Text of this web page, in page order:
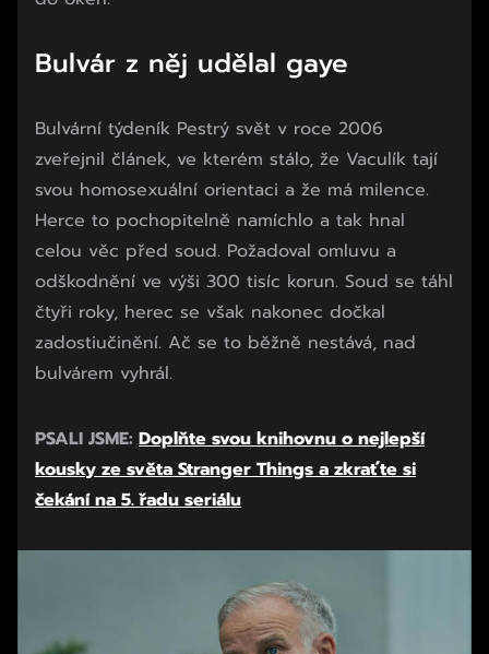
Bulvár z něj udělal gaye
Bulvární týdeník Pestrý svět v roce 2006
zveřejnil článek, ve kterém stálo, že Vaculík tají
svou homosexuální orientaci a že má milence.
Herce to pochopitelně namíchlo a tak hnal
celou věc před soud. Požadoval omluvu a
odškodnění ve výši 300 tisíc korun. Soud se táhl
čtyři roky, herec se však nakonec dočkal
zadostiučinění. Ač se to běžně nestává, nad
bulvárem vyhrál.
PSALI JSME: Doplňte svou knihovnu o nejlepší
kousky ze světa Stranger Things a zkraťte si
čekání na 5. řadu seriálu